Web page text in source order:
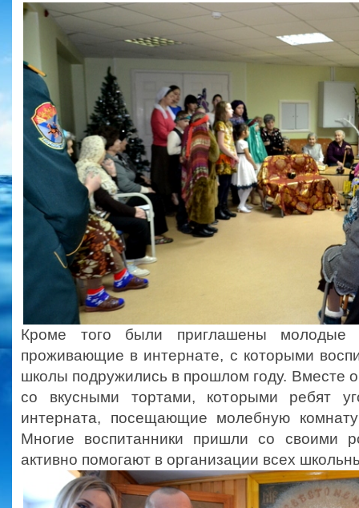
Кроме того были приглашены
проживающие в интернате, с которыми
школы подружились в прошлом году. Вместе
со вкусными тортами, которыми ребят
интерната, посещающие молебную
Многие воспитанники пришли со своими
активно помогают в организации всех